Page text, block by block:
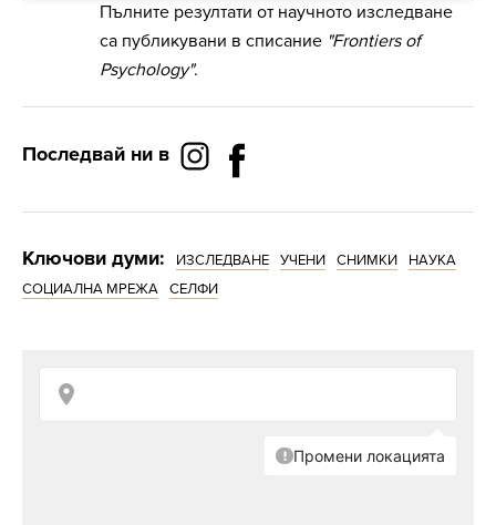
Пълните резултати от научното изследване
са публикувани в списание "Frontiers of
Psychology".
Последвай ни в
Ключови думи: ИЗСЛЕДВАНЕ УЧЕНИ СНИМКИ
НАУКА
СОЦИАЛНА МРЕЖА
СЕЛФИ